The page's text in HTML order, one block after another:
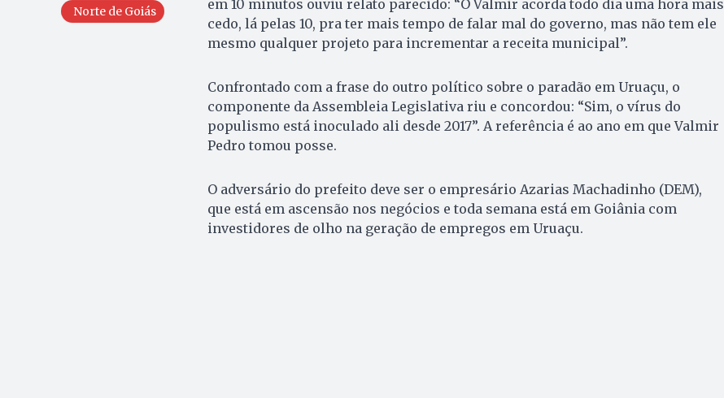
Norte de Goiás
em 10 minutos ouviu relato parecido: “O Valmir acorda todo dia uma hora mais
cedo, lá pelas 10, pra ter mais tempo de falar mal do governo, mas não tem ele
mesmo qualquer projeto para incrementar a receita municipal”.
Confrontado com a frase do outro político sobre o paradão em Uruaçu, o
componente da Assembleia Legislativa riu e concordou: “Sim, o vírus do
populismo está inoculado ali desde 2017”. A referência é ao ano em que Valmir
Pedro tomou posse.
O adversário do prefeito deve ser o empresário Azarias Machadinho (DEM),
que está em ascensão nos negócios e toda semana está em Goiânia com
investidores de olho na geração de empregos em Uruaçu.